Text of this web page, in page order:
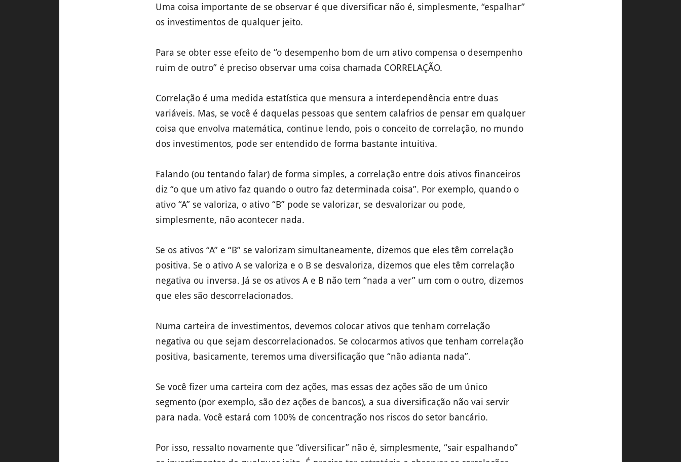
Uma coisa importante de se observar é que diversificar não é, simplesmente, “espalhar”
os investimentos de qualquer jeito.
Para se obter esse efeito de “o desempenho bom de um ativo compensa o desempenho
ruim de outro” é preciso observar uma coisa chamada CORRELAÇÃO.
Correlação é uma medida estatística que mensura a interdependência entre duas
variáveis. Mas, se você é daquelas pessoas que sentem calafrios de pensar em qualquer
coisa que envolva matemática, continue lendo, pois o conceito de correlação, no mundo
dos investimentos, pode ser entendido de forma bastante intuitiva.
Falando (ou tentando falar) de forma simples, a correlação entre dois ativos financeiros
diz “o que um ativo faz quando o outro faz determinada coisa”. Por exemplo, quando o
ativo “A” se valoriza, o ativo “B” pode se valorizar, se desvalorizar ou pode,
simplesmente, não acontecer nada.
Se os ativos “A” e “B” se valorizam simultaneamente, dizemos que eles têm correlação
positiva. Se o ativo A se valoriza e o B se desvaloriza, dizemos que eles têm correlação
negativa ou inversa. Já se os ativos A e B não tem “nada a ver” um com o outro, dizemos
que eles são descorrelacionados.
Numa carteira de investimentos, devemos colocar ativos que tenham correlação
negativa ou que sejam descorrelacionados. Se colocarmos ativos que tenham correlação
positiva, basicamente, teremos uma diversificação que “não adianta nada”.
Se você fizer uma carteira com dez ações, mas essas dez ações são de um único
segmento (por exemplo, são dez ações de bancos), a sua diversificação não vai servir
para nada. Você estará com 100% de concentração nos riscos do setor bancário.
Por isso, ressalto novamente que “diversificar” não é, simplesmente, “sair espalhando”